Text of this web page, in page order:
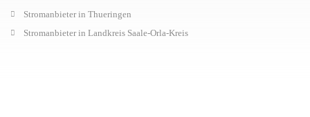
Stromanbieter in Thueringen
Stromanbieter in Landkreis Saale-Orla-Kreis